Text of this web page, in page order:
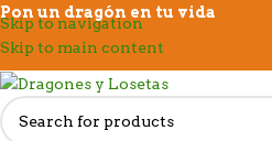
Skip to navigation
Skip to main content
Pon un dragón en tu vida